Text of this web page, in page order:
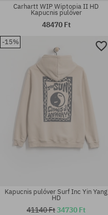
Elérhető méretek:
Carhartt WIP Wiptopia II HD
Kapucnis pulóver
48470 Ft
-15%
Kapucnis pulóver Surf Inc Yin Yang
HD
41140 Ft34730 Ft